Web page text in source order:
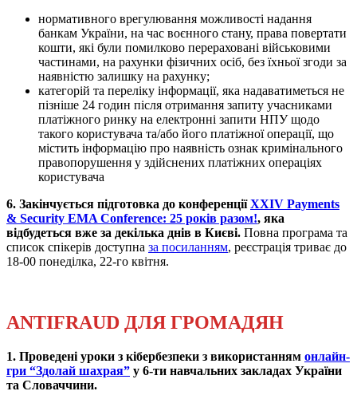
нормативного врегулювання можливості надання
банкам України, на час воєнного стану, права повертати
кошти, які були помилково перераховані військовими
частинами, на рахунки фізичних осіб, без їхньої згоди за
наявністю залишку на рахунку;
категорій та переліку інформації, яка надаватиметься не
пізніше 24 годин після отримання запиту учасниками
платіжного ринку на електронні запити НПУ щодо
такого користувача та/або його платіжної операції, що
містить інформацію про наявність ознак кримінального
правопорушення у здійснених платіжних операціях
користувача
6. Закінчується підготовка до конференціїXXIV Payments
& Security EMA Conference: 25 років разом!, яка
відбудеться вже за декілька днів в Києві. Повна програма та
список спікерів доступна за посиланням, реєстрація триває до
18-00 понеділка, 22-го квітня.
ANTIFRAUD ДЛЯ ГРОМАДЯН
1. Проведені уроки з кібербезпеки з використанням онлайн-
гри “Здолай шахрая” у 6-ти навчальних закладах України
та Словаччини.